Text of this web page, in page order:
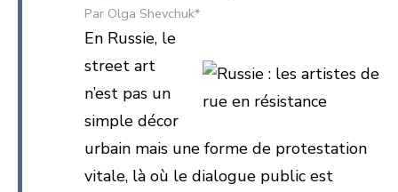
Olga Shevchuk*
En Russie, le
street art
n’est pas un
simple décor
urbain mais une forme de protestation
vitale, là où le dialogue public est